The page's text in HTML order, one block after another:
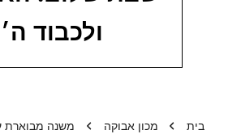
ולכבוד
בית מכון אבוקה משנה מבוארת